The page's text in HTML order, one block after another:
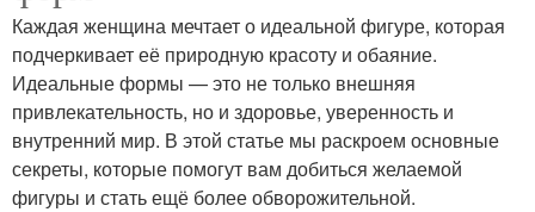
Каждая женщина мечтает о идеальной фигуре, которая
подчеркивает её природную красоту и обаяние.
Идеальные формы — это не только внешняя
привлекательность, но и здоровье, уверенность и
внутренний мир. В этой статье мы раскроем основные
секреты, которые помогут вам добиться желаемой
фигуры и стать ещё более обворожительной.